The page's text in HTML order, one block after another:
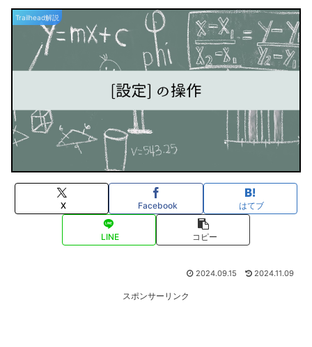
Trailhead解説
X Facebook はてブ
LINE コピー
2024.09.15 2024.11.09
スポンサーリンク